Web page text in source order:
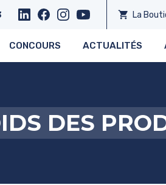
shopping_cart La
CONCOURS ACTUALITÉS
DES